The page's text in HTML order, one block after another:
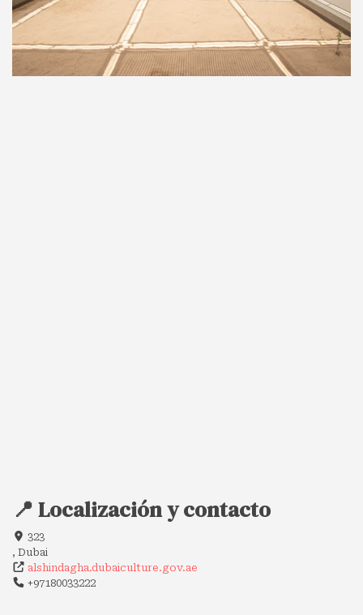
📍 Localización y contacto
323
, Dubai
alshindagha.dubaiculture.gov.ae
+97180033222